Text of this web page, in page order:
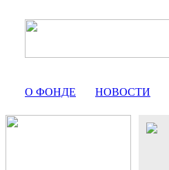
О ФОНДЕ НОВОСТИ